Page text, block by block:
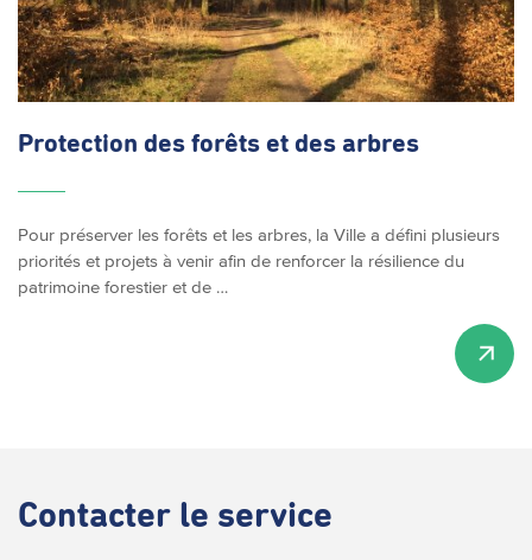
Protection des forêts et des arbres
Pour préserver les forêts et les arbres, la Ville a défini plusieurs
priorités et projets à venir afin de renforcer la résilience du
patrimoine forestier et de …
Contacter le service